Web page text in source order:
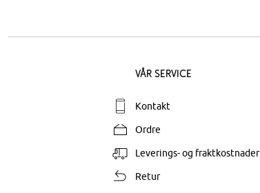
Vår service
Kontakt
Ordre
Leverings- og fraktkostnader
Retur